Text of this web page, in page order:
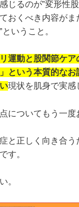
じるのが”変形性
おくべき内容がま
いうこと。
リ運動と股関節ケ
という本質的なお
現状を肌身で実感
についてもう一度
と正しく向き合う
す。
。